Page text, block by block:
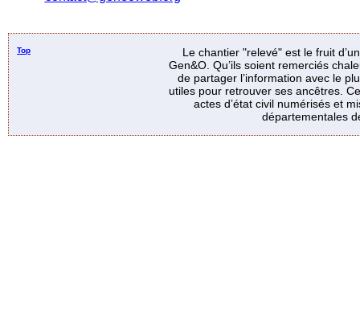
Top
Le chantier "relevé" est le fruit
Gen&O. Qu’ils soient remerciés
de partager l’information avec le
utiles pour retrouver ses ancêtres.
actes d’état civil numérisés et
départementales